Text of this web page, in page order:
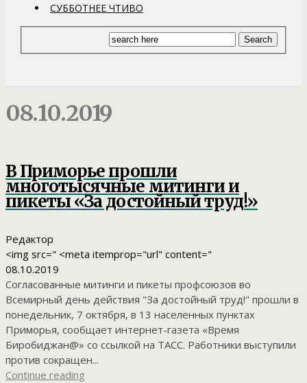
СУББОТНЕЕ ЧТИВО
08.10.2019
В Приморье прошли
многотысячные митинги и
пикеты «За достойный труд!»
Редактор
<img src=" <meta itemprop="url" content="
08.10.2019
Согласованные митинги и пикеты профсоюзов во
Всемирный день действия "За достойный труд!" прошли в
понедельник, 7 октября, в 13 населенных пунктах
Приморья, сообщает интернет-газета «Время
Биробиджан@» со ссылкой на ТАСС. Работники выступили
против сокращен...
Continue reading